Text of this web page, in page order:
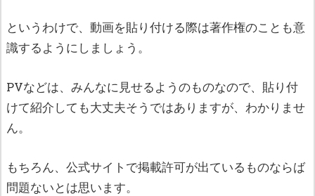
というわけで、動画を貼り付ける際は著作権のことも意
識するようにしましょう。
PVなどは、みんなに見せるようのものなので、貼り付
けて紹介しても大丈夫そうではありますが、わかりませ
ん。
もちろん、公式サイトで掲載許可が出ているものならば
問題ないとは思います。